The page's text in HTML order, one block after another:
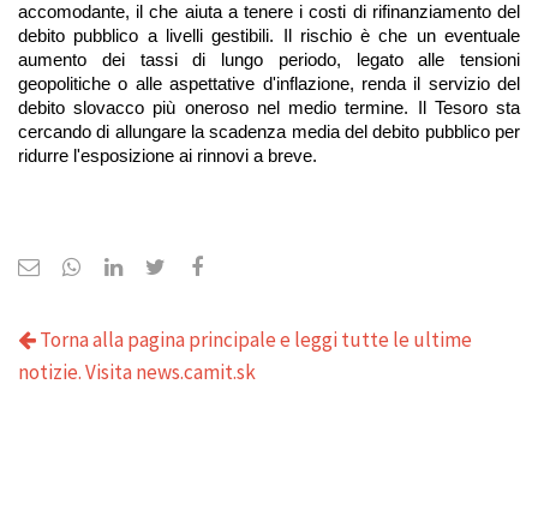
accomodante, il che aiuta a tenere i costi di rifinanziamento del
debito pubblico a livelli gestibili. Il rischio è che un eventuale
aumento dei tassi di lungo periodo, legato alle tensioni
geopolitiche o alle aspettative d'inflazione, renda il servizio del
debito slovacco più oneroso nel medio termine. Il Tesoro sta
cercando di allungare la scadenza media del debito pubblico per
ridurre l'esposizione ai rinnovi a breve.
Torna alla pagina principale e leggi tutte le ultime
notizie. Visita news.camit.sk